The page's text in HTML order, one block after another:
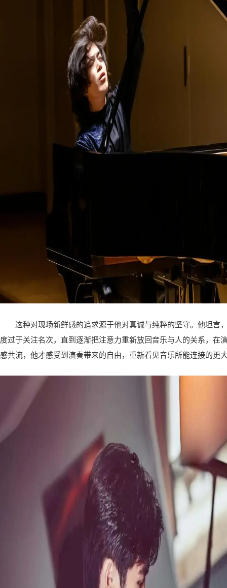
这种对现场新鲜感的追求源于他对真诚与纯粹的坚守。他坦言
度过于关注名次，直到逐渐把注意力重新放回音乐与人的关系，在
感共流，他才感受到演奏带来的自由，重新看见音乐所能连接的更